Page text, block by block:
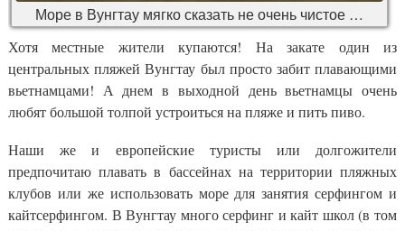
Море в Вунгтау мягко сказать не очень чистое …
Хотя местные жители купаются! На закате один из
центральных пляжей Вунгтау был просто забит плавающими
вьетнамцами! А днем в выходной день вьетнамцы очень
любят большой толпой устроиться на пляже и пить пиво.
Наши же и европейские туристы или долгожители
предпочитаю плавать в бассейнах на территории пляжных
клубов или же использовать море для занятия серфингом и
кайтсерфингом. В Вунгтау много серфинг и кайт школ (в том